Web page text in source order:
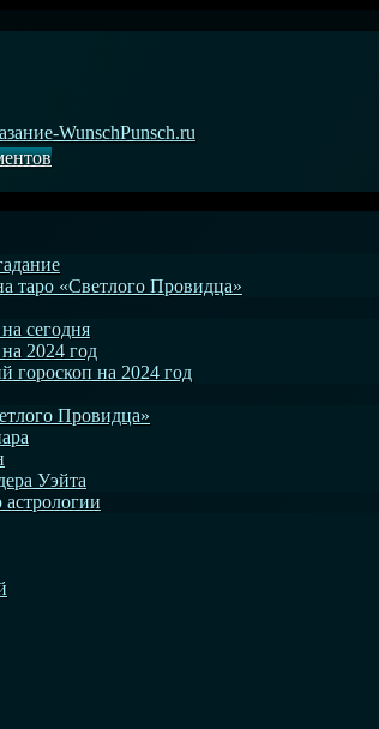
WunschPunsch.ru
таро «Светлого Провидца»
сегодня
2024 год
гороскоп на 2024 год
Провидца»
Уэйта
астрологии